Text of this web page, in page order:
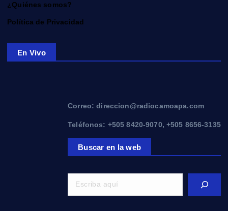
¿Quiénes somos?
Política de Privacidad
En Vivo
Correo: direccion@radiocamoapa.com
Teléfonos: +505 8420-9070, +505 8656-3135
Buscar en la web